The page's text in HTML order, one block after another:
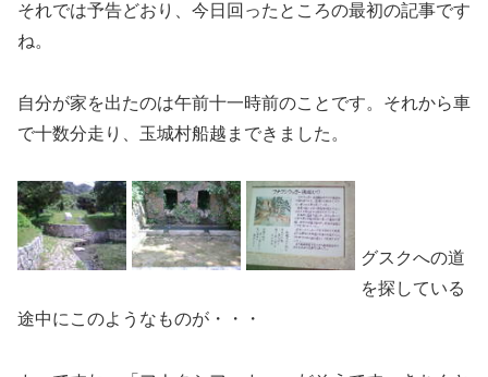
それでは予告どおり、今日回ったところの最初の記事です
ね。
自分が家を出たのは午前十一時前のことです。それから車
で十数分走り、玉城村船越まできました。
グスクへの道
を探している
途中にこのようなものが・・・